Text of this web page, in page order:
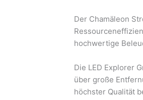
Der Chamäleon
hochwertige
Die LED Explorer
über große
höchster Qualität